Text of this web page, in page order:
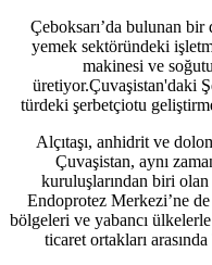
Çeboksarı’da bulunan
yemek sektöründeki
makinesi ve
üretiyor.Çuvaşistan'daki
türdeki şerbetçiotu
Alçıtaşı, anhidrit ve
Çuvaşistan, aynı
kuruluşlarından biri
Endoprotez Merkezi’ne
bölgeleri ve yabancı
ticaret ortakları